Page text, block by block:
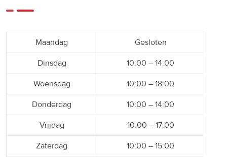
Maandag Gesloten
Dinsdag 10:00 – 14:00
Woensdag 10:00 – 18:00
Donderdag 10:00 – 14:00
Vrijdag 10:00 – 17:00
Zaterdag 10:00 – 15:00